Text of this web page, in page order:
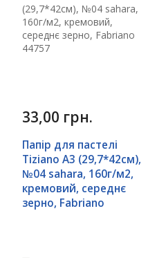
33,00 грн.
Папір для пастелі
Tiziano A3 (29,7*42см),
№04 sahara, 160г/м2,
кремовий, середнє
зерно, Fabriano